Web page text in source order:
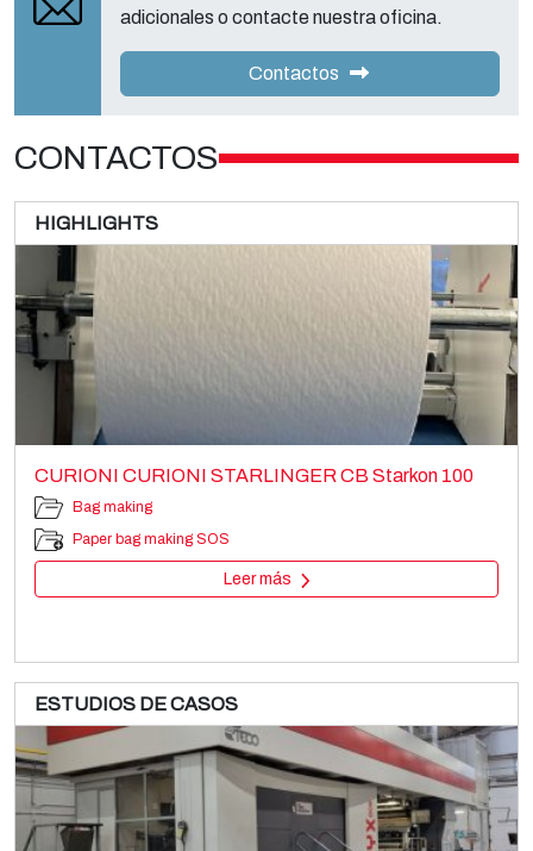
adicionales o contacte nuestra oficina.
Contactos
CONTACTOS
HIGHLIGHTS
CURIONI CURIONI STARLINGER CB Starkon 100
Bag making
NORDMECCANICA DUPLEX SL 450
Converting machines
Laminators and coaters
ESTUDIOS DE CASOS
Venta y desmantelamiento de 4 máquinas de impresión